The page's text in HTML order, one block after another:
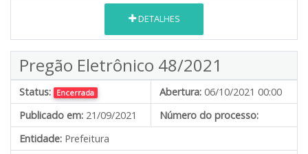
DETALHES
Pregão Eletrônico 48/2021
Status: Encerrada Abertura: 06/10/2021 00:00
Publicado em: 21/09/2021
Número do processo:
Entidade: Prefeitura